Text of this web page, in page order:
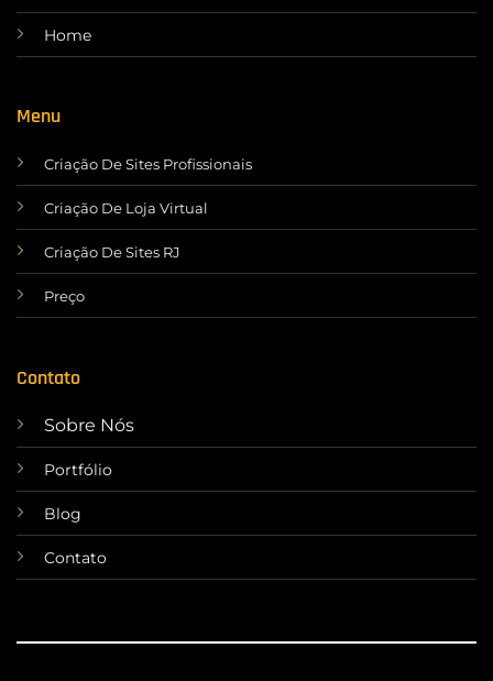
Home
Menu
Criação De Sites Profissionais
Criação De Loja Virtual
Criação De Sites RJ
Preço
Contato
Sobre Nós
Portfólio
Blog
Contato